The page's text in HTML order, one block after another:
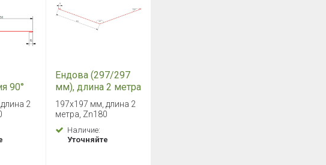
90°
2
Ендова (297/297
мм), длина 2 метра
Rooftop Бархат
Zn180
197х197 мм, длина 2
метра, Zn180
Наличие:
Уточняйте